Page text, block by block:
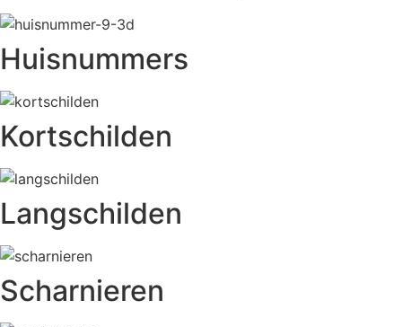
Huisnummers
Kortschilden
Langschilden
Scharnieren